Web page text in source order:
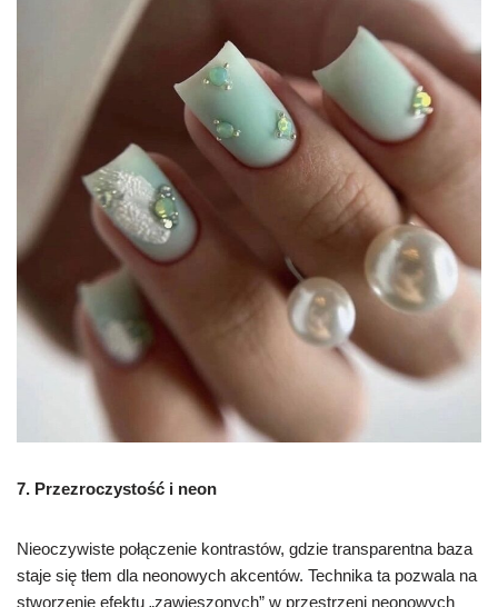
7. Przezroczystość i neon
Nieoczywiste połączenie kontrastów, gdzie transparentna baza
staje się tłem dla neonowych akcentów. Technika ta pozwala na
stworzenie efektu „zawieszonych” w przestrzeni neonowych